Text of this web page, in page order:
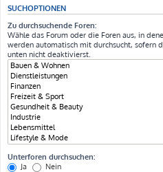
SUCHOPTIONEN
Zu durchsuchende Foren:
Wähle das Forum oder die Foren aus, in
werden automatisch mit durchsucht, sofern
unten nicht deaktivierst.
Unterforen durchsuchen:
Ja
Nein